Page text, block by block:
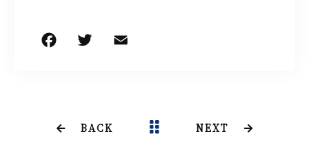
b r
BACK NEXT